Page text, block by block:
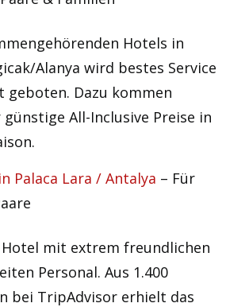
Hotels in
Alanya wird bestes Service
geboten. Dazu kommen
All-Inclusive Preise in
Palaca Lara / Antalya – Für
Hotel mit extrem freundlichen
Personal. Aus 1.400
bei TripAdvisor erhielt das